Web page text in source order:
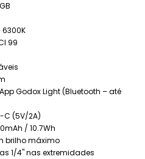
6300K
99
Godox Light (Bluetooth – até
C (5V/2A)
/ 10.7Wh
brilho máximo
1/4" nas extremidades